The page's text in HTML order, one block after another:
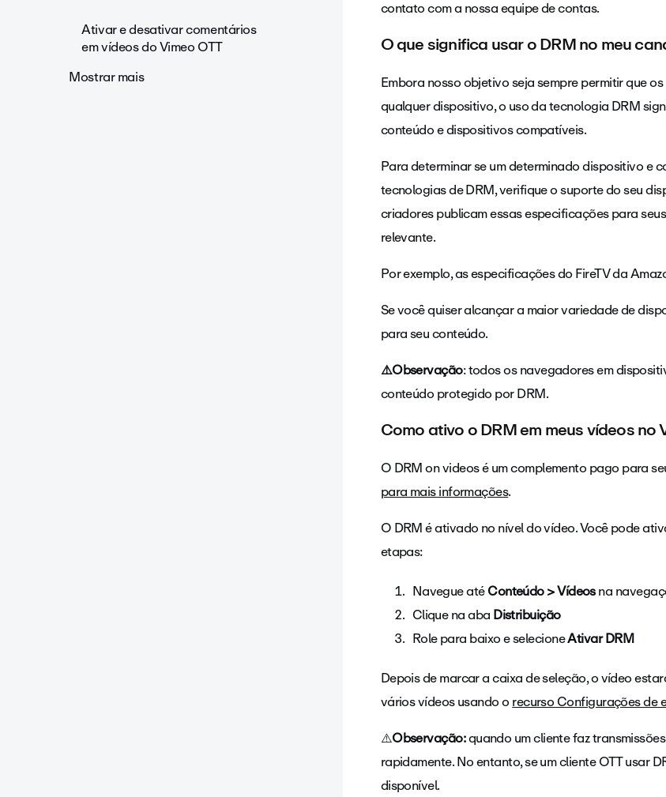
Ativar e desativar comentários
em vídeos do Vimeo OTT
Mostrar mais
contato com a nossa equipe de contas.
O que significa usar o DRM no meu
Embora nosso objetivo seja sempre permitir que
qualquer dispositivo, o uso da tecnologia DRM
conteúdo e dispositivos compatíveis.
Para determinar se um determinado dispositivo e
tecnologias de DRM, verifique o suporte do seu
criadores publicam essas especificações para
relevante.
Por exemplo, as especificações do FireTV da
Se você quiser alcançar a maior variedade de
para seu conteúdo.
⚠️Observação: todos os navegadores em
conteúdo protegido por DRM.
Como ativo o DRM em meus vídeos no
O DRM on videos é um complemento pago para
para mais informações.
O DRM é ativado no nível do vídeo. Você pode
etapas:
Navegue atéConteúdo > Vídeosna
Clique na abaDistribuição
Role para baixo e selecioneAtivar DRM
Depois de marcar a caixa de seleção, o vídeo
vários vídeos usando orecurso Configurações de
⚠️Observação:quando um cliente faz
rapidamente. No entanto, se um cliente OTT usar
disponível.